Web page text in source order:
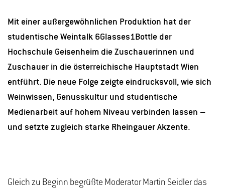
Mit einer außergewöhnlichen Produktion hat der
studentische Weintalk 6Glasses1Bottle der
Hochschule Geisenheim die Zuschauerinnen und
Zuschauer in die österreichische Hauptstadt Wien
entführt. Die neue Folge zeigte eindrucksvoll, wie sich
Weinwissen, Genusskultur und studentische
Medienarbeit auf hohem Niveau verbinden lassen –
und setzte zugleich starke Rheingauer Akzente.
Gleich zu Beginn begrüßte Moderator Martin Seidler das